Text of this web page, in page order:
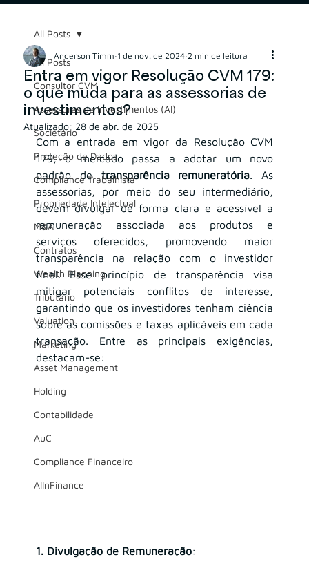
All Posts
Consultor CVM
Assessores de Investimentos (AI)
Societário
Proteção de Dados
Compliance Trabalhista
Propriedade Intelectual
M&A
Contratos
Wealth Planning
Tributário
Valuation
Marketing
Asset Management
Holding
Contabilidade
AuC
Compliance Financeiro
AIInFinance
All Posts
Entra em vigor Resolução CVM 179:
o que muda para as assessorias de
investimentos?
Anderson Timm 1 de nov. de 2024 2 min de leitura
Atualizado: 28 de abr. de 2025
Com a entrada em vigor da Resolução CVM
179, o mercado passa a adotar um novo
padrão de transparência remuneratória. As
assessorias, por meio do seu intermediário,
devem divulgar de forma clara e acessível a
remuneração associada aos produtos e
serviços oferecidos, promovendo maior
transparência na relação com o investidor
final. Esse princípio de transparência visa
mitigar potenciais conflitos de interesse,
garantindo que os investidores tenham ciência
sobre as comissões e taxas aplicáveis em cada
transação. Entre as principais exigências,
destacam-se:
1. Divulgação de Remuneração: